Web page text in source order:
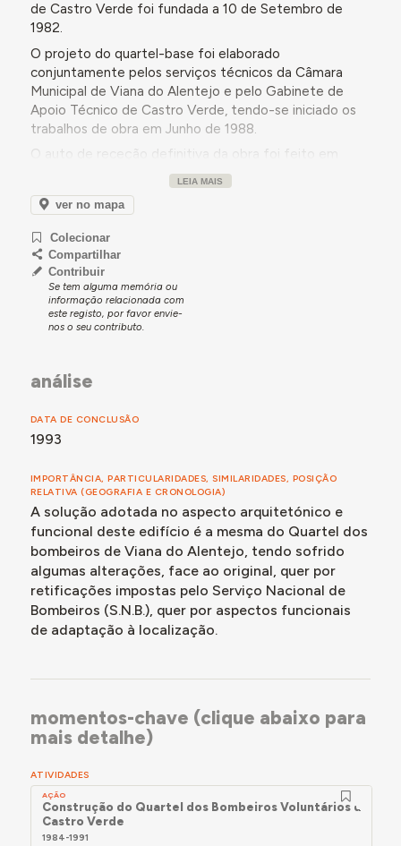
de Castro Verde foi fundada a 10 de Setembro de
1982.
O projeto do quartel-base foi elaborado
conjuntamente pelos serviços técnicos da Câmara
Municipal de Viana do Alentejo e pelo Gabinete de
Apoio Técnico de Castro Verde, tendo-se iniciado os
trabalhos de obra em Junho de 1988.
O auto de receção definitiva da obra foi feito em
LEIA MAIS
ver no mapa
Colecionar
Compartilhar
Contribuir
Se tem alguma memória ou
informação relacionada com
este registo, por favor envie-
nos o seu contributo.
análise
DATA DE CONCLUSÃO
1993
IMPORTÂNCIA, PARTICULARIDADES, SIMILARIDADES, POSIÇÃO
RELATIVA (GEOGRAFIA E CRONOLOGIA)
A solução adotada no aspecto arquitetónico e
funcional deste edifício é a mesma do Quartel dos
bombeiros de Viana do Alentejo, tendo sofrido
algumas alterações, face ao original, quer por
retificações impostas pelo Serviço Nacional de
Bombeiros (S.N.B.), quer por aspectos funcionais
de adaptação à localização.
momentos-chave (clique abaixo para
mais detalhe)
ATIVIDADES
AÇÃO
Construção do Quartel dos Bombeiros Voluntários de
Castro Verde
1984-1991